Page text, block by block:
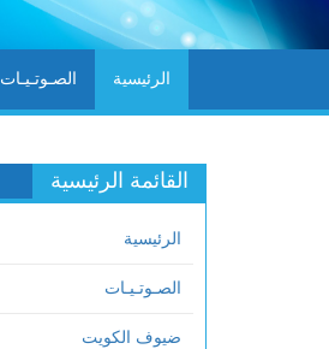
الرئيسية الصـوتـيـات
القائمة الرئيسية
الرئيسية
الصـوتـيـات
ضيوف الكويت